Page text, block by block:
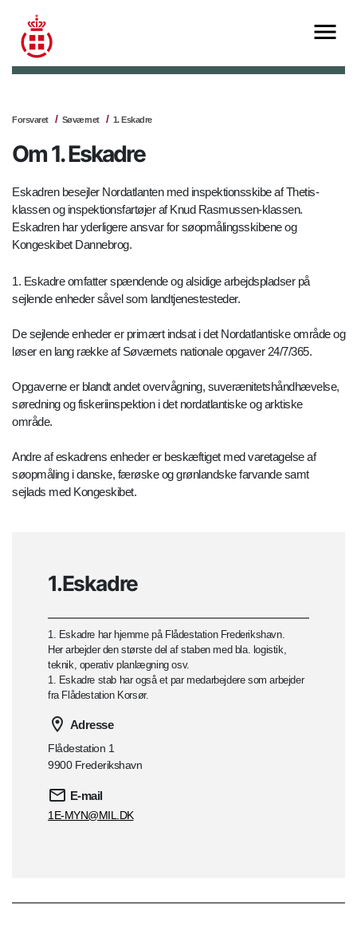
Forsvaret Søværnet 1. Eskadre
Om 1. Eskadre
Eskadren besejler Nordatlanten med inspektionsskibe af Thetis-
klassen og inspektionsfartøjer af Knud Rasmussen-klassen.
Eskadren har yderligere ansvar for søopmålingsskibene og
Kongeskibet Dannebrog.
1. Eskadre omfatter spændende og alsidige arbejdspladser på
sejlende enheder såvel som landtjenestesteder.
De sejlende enheder er primært indsat i det Nordatlantiske område og
løser en lang række af Søværnets nationale opgaver 24/7/365.
Opgaverne er blandt andet overvågning, suverænitetshåndhævelse,
søredning og fiskeriinspektion i det nordatlantiske og arktiske
område.
Andre af eskadrens enheder er beskæftiget med varetagelse af
søopmåling i danske, færøske og grønlandske farvande samt
sejlads med Kongeskibet.
1.Eskadre
1. Eskadre har hjemme på Flådestation Frederikshavn.
Her arbejder den største del af staben med bla. logistik,
teknik, operativ planlægning osv.
1. Eskadre stab har også et par medarbejdere som arbejder
fra Flådestation Korsør.
Adresse
Flådestation 1
9900 Frederikshavn
E-mail
1E-MYN@MIL.DK